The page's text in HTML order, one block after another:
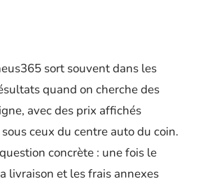
sort souvent dans les
quand on cherche des
avec des prix affichés
ceux du centre auto du coin.
concrète : une fois le
livraison et les frais annexes